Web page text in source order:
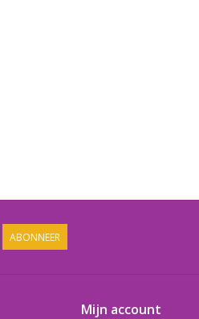
ABONNEER
Mijn account